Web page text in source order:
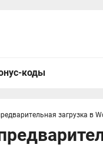
коды
загрузка в